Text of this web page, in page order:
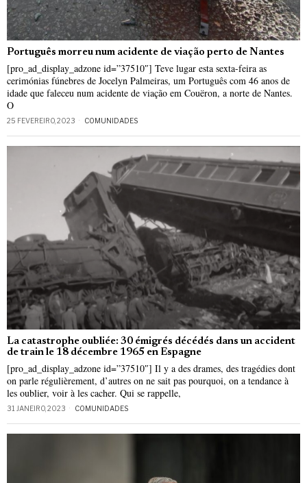
Português morreu num acidente de viação perto de Nantes
[pro_ad_display_adzone id=”37510″] Teve lugar esta sexta-feira as
cerimónias fúnebres de Jocelyn Palmeiras, um Português com 46 anos de
idade que faleceu num acidente de viação em Couëron, a norte de Nantes.
O
25 FEVEREIRO, 2023 COMUNIDADES
La catastrophe oubliée: 30 émigrés décédés dans un accident
de train le 18 décembre 1965 en Espagne
[pro_ad_display_adzone id=”37510″] Il y a des drames, des tragédies dont
on parle régulièrement, d’autres on ne sait pas pourquoi, on a tendance à
les oublier, voir à les cacher. Qui se rappelle,
31 JANEIRO, 2023 COMUNIDADES